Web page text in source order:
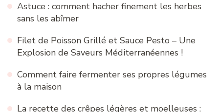
Astuce : comment hacher finement les herbes
sans les abîmer
Filet de Poisson Grillé et Sauce Pesto – Une
Explosion de Saveurs Méditerranéennes !
Comment faire fermenter ses propres légumes
à la maison
La recette des crêpes légères et moelleuses :